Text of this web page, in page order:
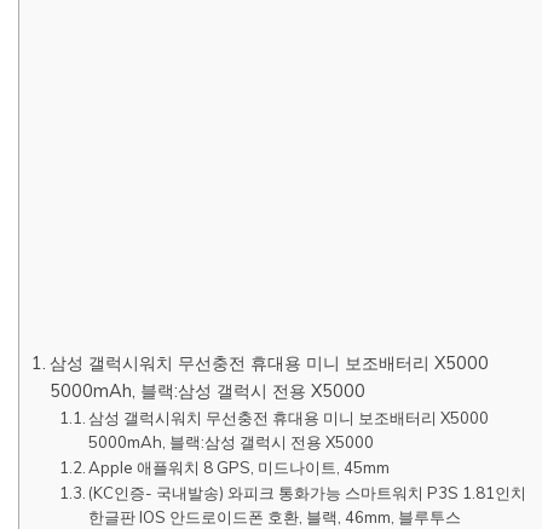
삼성 갤럭시워치 무선충전 휴대용 미니 보조배터리 X5000
5000mAh, 블랙:삼성 갤럭시 전용 X5000
삼성 갤럭시워치 무선충전 휴대용 미니 보조배터리 X5000
5000mAh, 블랙:삼성 갤럭시 전용 X5000
Apple 애플워치 8 GPS, 미드나이트, 45mm
(KC인증- 국내발송) 와피크 통화가능 스마트워치 P3S 1.81인치
한글판 IOS 안드로이드폰 호환, 블랙, 46mm, 블루투스